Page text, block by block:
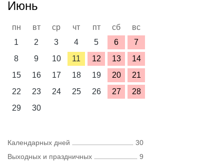
Июнь
пн вт ср чт пт сб
вс
1
2 3 4 5 6
7
8
9 10 11 12 13
14
15
16 17 18 19 20
21
22
23 24 25 26 27
28
29
30
Календарных дней
30
Выходных и праздничных
9